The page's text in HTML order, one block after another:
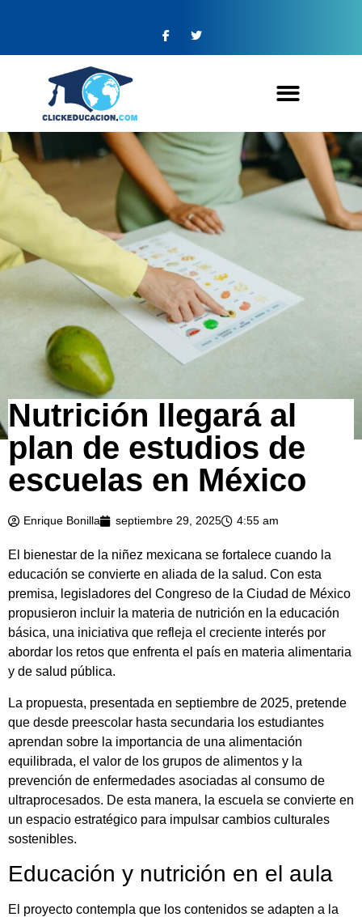
Nutrición llegará al
plan de estudios de
escuelas en México
Enrique Bonilla septiembre 29, 2025 4:55 am
El bienestar de la niñez mexicana se fortalece cuando la
educación se convierte en aliada de la salud. Con esta
premisa, legisladores del Congreso de la Ciudad de México
propusieron incluir la materia de nutrición en la educación
básica, una iniciativa que refleja el creciente interés por
abordar los retos que enfrenta el país en materia alimentaria
y de salud pública.
La propuesta, presentada en septiembre de 2025, pretende
que desde preescolar hasta secundaria los estudiantes
aprendan sobre la importancia de una alimentación
equilibrada, el valor de los grupos de alimentos y la
prevención de enfermedades asociadas al consumo de
ultraprocesados. De esta manera, la escuela se convierte en
un espacio estratégico para impulsar cambios culturales
sostenibles.
Educación y nutrición en el aula
El proyecto contempla que los contenidos se adapten a la